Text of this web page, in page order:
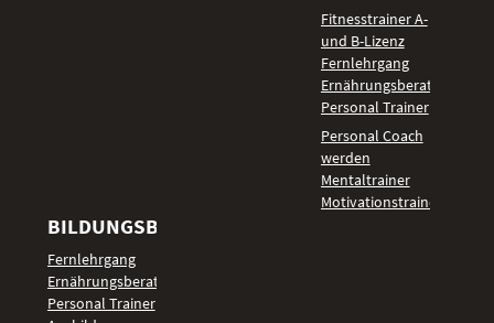
Fitnesstrainer A-
und B-Lizenz
Fernlehrgang
Ernährungsberater
Personal Trainer
Personal Coach
werden
Mentaltrainer
Motivationstrainer
BILDUNGSBEREICHE
Fernlehrgang
Ernährungsberater
Personal Trainer